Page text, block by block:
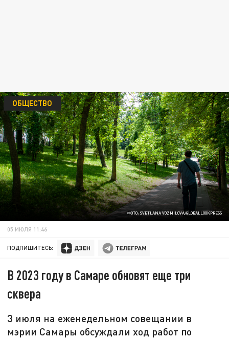
ФОТО: SVETLANA VOZMILOVA/GLOBALLOOKPRESS
ОБЩЕСТВО
05 ИЮЛЯ 11:46
ПОДПИШИТЕСЬ:
В 2023 году в Самаре обновят еще три
сквера
3 июля на еженедельном совещании в
мэрии Самары обсуждали ход работ по